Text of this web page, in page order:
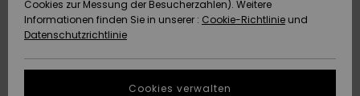
Highlights
Highlights
Starten Sie eine
NACHHALTIGKEIT
SHOPS
Cookies zur Messung der Besucherzahlen). Weitere
Informationen finden Sie in unserer : Cookie-Richtlinie und
Datenschutzrichtlinie
Cookies verwalten